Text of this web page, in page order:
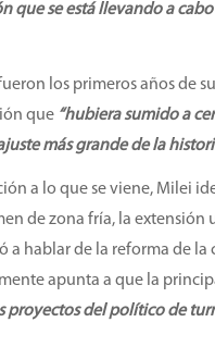
que se está llevando a
los primeros años de
que “hubiera sumido a
más grande de la
a lo que se viene, Milei
de zona fría, la extensión
a hablar de la reforma de
apunta a que la
proyectos del político de